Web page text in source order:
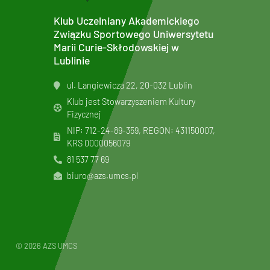
Klub Uczelniany Akademickiego
Związku Sportowego Uniwersytetu
Marii Curie-Skłodowskiej w
Lublinie
ul. Langiewicza 22, 20-032 Lublin
Klub jest Stowarzyszeniem Kultury
Fizycznej
NIP: 712-24-89-359, REGON: 431150007,
KRS 0000056079
81 537 77 69
biuro@azs.umcs.pl
© 2026 AZS UMCS